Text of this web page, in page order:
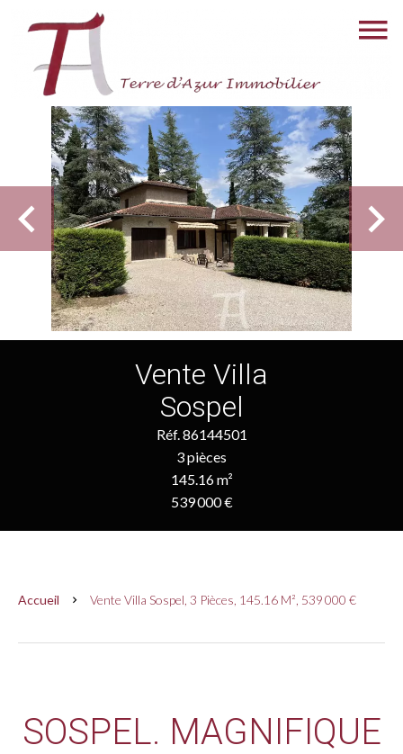
Vente Villa
Sospel
Réf. 86144501
3 pièces
145.16 m²
539 000 €
Accueil Vente Villa Sospel, 3 Pièces, 145.16 M², 539 000 €
SOSPEL. MAGNIFIQUE